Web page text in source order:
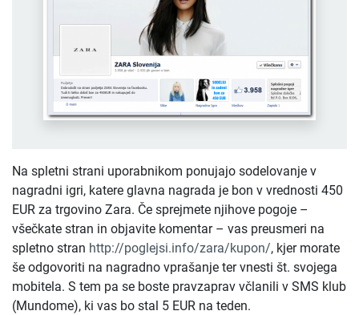
Na spletni strani uporabnikom ponujajo sodelovanje v
nagradni igri, katere glavna nagrada je bon v vrednosti 450
EUR za trgovino Zara. Če sprejmete njihove pogoje –
všečkate stran in objavite komentar – vas preusmeri na
spletno stran http://poglejsi.info/zara/kupon/, kjer morate
še odgovoriti na nagradno vprašanje ter vnesti št. svojega
mobitela. S tem pa se boste pravzaprav včlanili v SMS klub
(Mundome), ki vas bo stal 5 EUR na teden.